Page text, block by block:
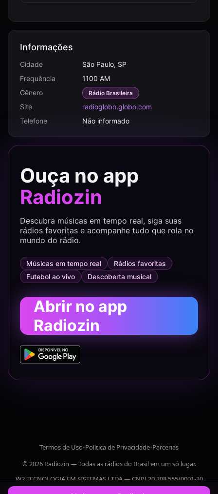
Informações
Cidade
São Paulo, SP
Frequência
1100 AM
Gênero
Rádio Brasileira
Site
radioglobo.globo.com
Telefone
Não informado
Ouça no app
Radiozin
Descubra músicas em tempo real, siga suas
rádios favoritas e acompanhe tudo que rola no
mundo do rádio.
Músicas em tempo real
Rádios favoritas
Futebol ao vivo
Descoberta musical
Abrir no app
Radiozin
Termos de Uso•Política de Privacidade•Parcerias
© 2026 Radiozin — Todas as rádios do Brasil em um só lugar.
W2 TECNOLOGIA EM SISTEMAS LTDA — CNPJ 20.208.555/0001-30